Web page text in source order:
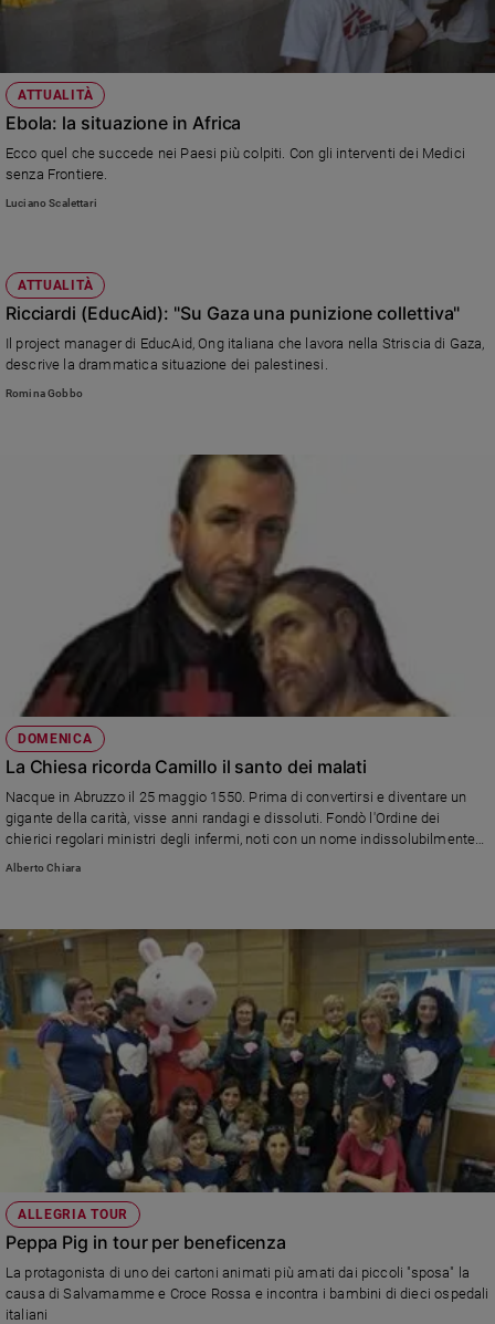
ATTUALITÀ
Ebola: la situazione in Africa
Ecco quel che succede nei Paesi più colpiti. Con gli interventi dei Medici
senza Frontiere.
Luciano Scalettari
ATTUALITÀ
Ricciardi (EducAid): "Su Gaza una punizione collettiva"
Il project manager di EducAid, Ong italiana che lavora nella Striscia di Gaza,
descrive la drammatica situazione dei palestinesi.
Romina Gobbo
DOMENICA
La Chiesa ricorda Camillo il santo dei malati
Nacque in Abruzzo il 25 maggio 1550. Prima di convertirsi e diventare un
gigante della carità, visse anni randagi e dissoluti. Fondò l'Ordine dei
chierici regolari ministri degli infermi, noti con un nome indissolubilmente
legato al suo: Camilliani. Morì il 14 luglio 1614. Domenica 25 un convegno
Alberto Chiara
ALLEGRIA TOUR
Peppa Pig in tour per beneficenza
La protagonista di uno dei cartoni animati più amati dai piccoli "sposa" la
causa di Salvamamme e Croce Rossa e incontra i bambini di dieci ospedali
italiani